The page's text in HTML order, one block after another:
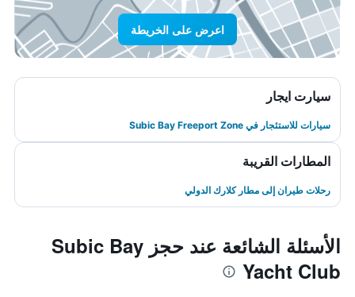
اعرض على الخريطة
سيارت ايجار
سيارات للاستئجار في Subic Bay Freeport Zone
المطارات القريبة
رحلات طيران إلى مطار كلارك الدولي
الأسئلة الشائعة عند حجز Subic Bay
Yacht Club